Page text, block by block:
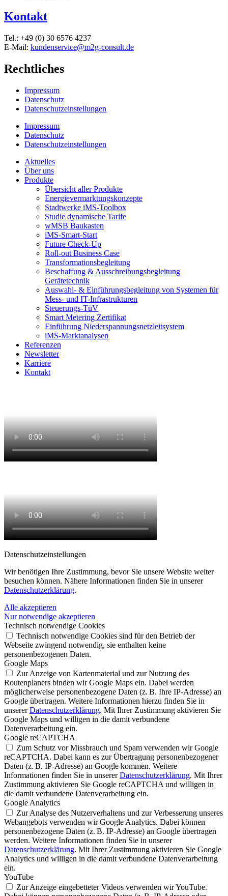
Kontakt
Tel.: +49 (0) 30 6576 4237
E-Mail: kundenservice@m2g-consult.de
Rechtliches
Impressum
Datenschutz
Datenschutzeinstellungen
Impressum
Datenschutz
Datenschutzeinstellungen
Aktuelles
Über uns
Produkte
Übersicht aller Produkte
Energievermarktungskonzepte
Stadtwerke iMS-Toolbox
Studie dynamische Tarife
wMSB Baukasten
iMS-Smart-Start
Future Check-Up
Roll-out Business Case
Transformationsbegleitung
Beschaffung & Ausschreibungsbegleitung
Gerätetechnik
Auswahl- & Einführungsbegleitung von Systemen für
Mess- und IT-Infrastrukturen
Steuerungs-TüV
Smart Metering Zertifikat
Einführung Niederspannungsnetzleitsystem
iMS-Marktanalysen
Referenzen
Newsletter
Karriere
Kontakt
Datenschutz­einstellungen
Wir benötigen Ihre Zustimmung, bevor Sie unsere Website weiter
besuchen können. Nähere Informationen finden Sie in unserer
Datenschutzerklärung.
Alle akzeptieren
Nur notwendige akzeptieren
Technisch notwendige Cookies
Technisch notwendige Cookies sind für den Betrieb der
Webseite zwingend notwendig, sie enthalten keine
personenbezogenen Daten.
Google Maps
Zur Anzeige von Kartenmaterial und zur Nutzung des
Routenplaners binden wir Google Maps ein. Dabei werden
möglicherweise personenbezogene Daten (z. B. Ihre IP-Adresse) an
Google übertragen. Weitere Informationen hierzu finden Sie in
unsererDatenschutzerklärung. Mit Ihrer Zustimmung aktivieren Sie
Google Maps und willigen in die damit verbundene
Datenverarbeitung ein.
Google reCAPTCHA
Zum Schutz vor Missbrauch und Spam verwenden wir Google
reCAPTCHA. Dabei kann es zur Übertragung personenbezogener
Daten (z. B. IP-Adresse) an Google kommen. Weitere
Informationen finden Sie in unsererDatenschutzerklärung. Mit Ihrer
Zustimmung aktivieren Sie Google reCAPTCHA und willigen in
die damit verbundene Datenverarbeitung ein.
Google Analytics
Zur Analyse des Nutzerverhaltens und zur Verbesserung unseres
Webangebots verwenden wir Google Analytics. Dabei können
personenbezogene Daten (z. B. IP-Adresse) an Google übertragen
werden. Weitere Informationen finden Sie in unserer
Datenschutzerklärung. Mit Ihrer Zustimmung aktivieren Sie Google
Analytics und willigen in die damit verbundene Datenverarbeitung
ein.
YouTube
Zur Anzeige eingebetteter Videos verwenden wir YouTube.